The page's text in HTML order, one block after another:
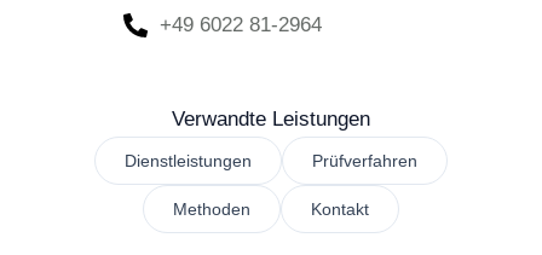
+49 6022 81-2964
Verwandte Leistungen
Dienstleistungen Prüfverfahren
Methoden Kontakt